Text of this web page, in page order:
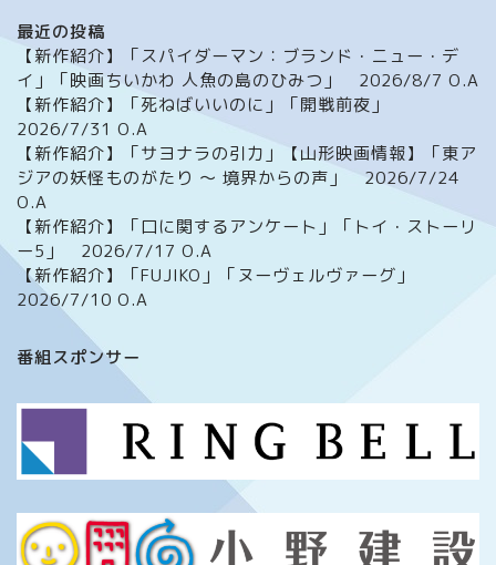
最近の投稿
【新作紹介】「スパイダーマン：ブランド・ニュー・デ
イ」「映画ちいかわ 人魚の島のひみつ」 2026/8/7 O.A
【新作紹介】「死ねばいいのに」「開戦前夜」
2026/7/31 O.A
【新作紹介】「サヨナラの引力」【山形映画情報】「東ア
ジアの妖怪ものがたり ～ 境界からの声」 2026/7/24
O.A
【新作紹介】「口に関するアンケート」「トイ・ストーリ
ー5」 2026/7/17 O.A
【新作紹介】「FUJIKO」「ヌーヴェルヴァーグ」
2026/7/10 O.A
番組スポンサー
番組について
メッセージフォーム
イベント情報